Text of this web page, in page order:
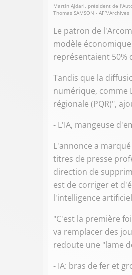
Martin Ajdari, président de
Thomas SAMSON - AFP/Archives
Le patron de
modèle
représentaient 50%
Tandis que la
numérique, comme
régionale (PQR)",
- L'IA, mangeuse
L'annonce a
titres de presse
direction de
est de corriger et
l'intelligence
"C'est la première
va remplacer des
redoute une "lame
- IA: bras de fer et